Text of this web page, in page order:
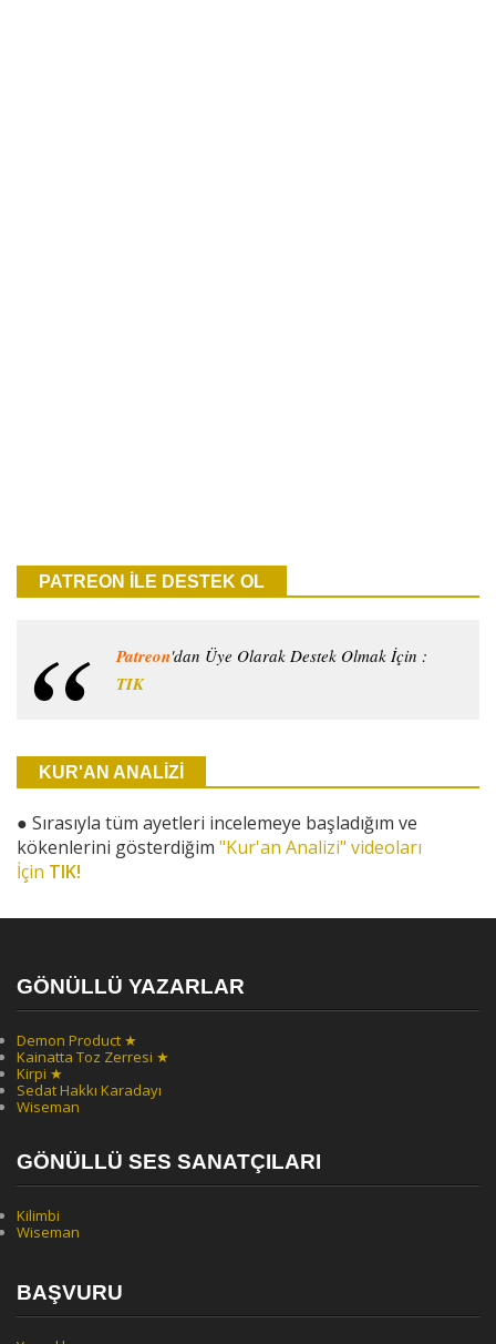
PATREON İLE DESTEK OL
Patreon'dan Üye Olarak Destek Olmak İçin :
TIK
KUR'AN ANALİZİ
● Sırasıyla tüm ayetleri incelemeye başladığım ve
kökenlerini gösterdiğim "Kur'an Analizi" videoları
İçin TIK!
GÖNÜLLÜ YAZARLAR
Demon Product ★
Kainatta Toz Zerresi ★
Kirpi ★
Sedat Hakkı Karadayı
Wiseman
GÖNÜLLÜ SES SANATÇILARI
Kilimbi
Wiseman
BAŞVURU